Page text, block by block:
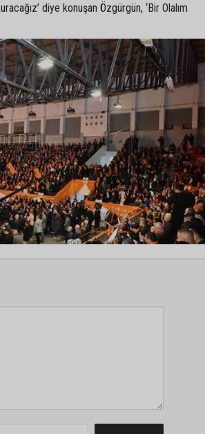
diye konuşan Özgürgün, ‘Bir Olalım